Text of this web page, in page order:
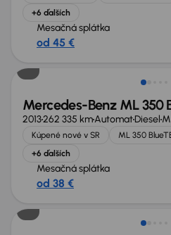
+6 ďalších
Mesačná splátka
od 45 €
Mercedes-Benz ML 350
2013262 335 kmAutomatDiesel
Kúpené nové v SR ML 350
+6 ďalších
Mesačná splátka
od 38 €
Zlacnené o 400 €